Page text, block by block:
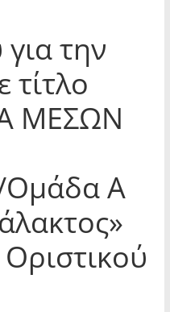
την
τίτλο
ΜΕΣΩΝ
Ομάδα Α